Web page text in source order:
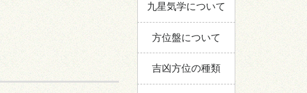
九星気学について
方位盤について
吉凶方位の種類